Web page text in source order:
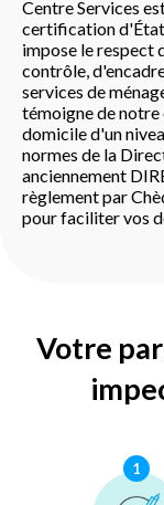
Centre Services
certification d'État
impose le respect
contrôle,
services de
témoigne de notre
domicile d'un
normes de la
anciennement
règlement par
pour faciliter vos
Votre
1